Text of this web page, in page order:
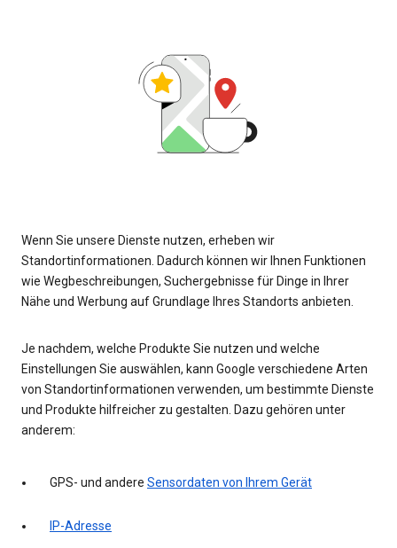
Wenn Sie unsere Dienste nutzen, erheben wir
Standortinformationen. Dadurch können wir Ihnen Funktionen
wie Wegbeschreibungen, Suchergebnisse für Dinge in Ihrer
Nähe und Werbung auf Grundlage Ihres Standorts anbieten.
Je nachdem, welche Produkte Sie nutzen und welche
Einstellungen Sie auswählen, kann Google verschiedene Arten
von Standortinformationen verwenden, um bestimmte Dienste
und Produkte hilfreicher zu gestalten. Dazu gehören unter
anderem:
GPS- und andere Sensordaten von Ihrem Gerät
IP-Adresse